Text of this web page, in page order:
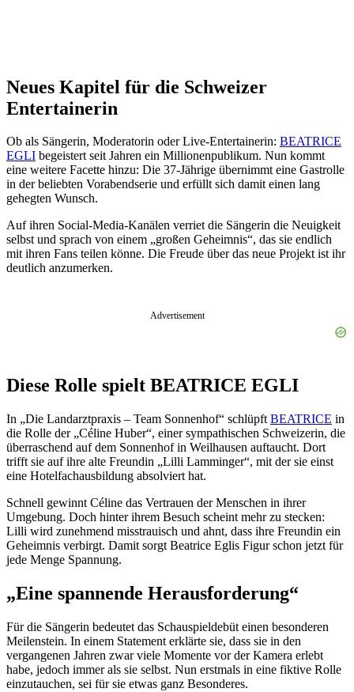
Neues Kapitel für die Schweizer
Entertainerin
Ob als Sängerin, Moderatorin oder Live-Entertainerin: BEATRICE
EGLI begeistert seit Jahren ein Millionenpublikum. Nun kommt
eine weitere Facette hinzu: Die 37-Jährige übernimmt eine Gastrolle
in der beliebten Vorabendserie und erfüllt sich damit einen lang
gehegten Wunsch.
Auf ihren Social-Media-Kanälen verriet die Sängerin die Neuigkeit
selbst und sprach von einem „großen Geheimnis“, das sie endlich
mit ihren Fans teilen könne. Die Freude über das neue Projekt ist ihr
deutlich anzumerken.
Advertisement
Diese Rolle spielt BEATRICE EGLI
In „Die Landarztpraxis – Team Sonnenhof“ schlüpft BEATRICE in
die Rolle der „Céline Huber“, einer sympathischen Schweizerin, die
überraschend auf dem Sonnenhof in Weilhausen auftaucht. Dort
trifft sie auf ihre alte Freundin „Lilli Lamminger“, mit der sie einst
eine Hotelfachausbildung absolviert hat.
Schnell gewinnt Céline das Vertrauen der Menschen in ihrer
Umgebung. Doch hinter ihrem Besuch scheint mehr zu stecken:
Lilli wird zunehmend misstrauisch und ahnt, dass ihre Freundin ein
Geheimnis verbirgt. Damit sorgt Beatrice Eglis Figur schon jetzt für
jede Menge Spannung.
„Eine spannende Herausforderung“
Für die Sängerin bedeutet das Schauspieldebüt einen besonderen
Meilenstein. In einem Statement erklärte sie, dass sie in den
vergangenen Jahren zwar viele Momente vor der Kamera erlebt
habe, jedoch immer als sie selbst. Nun erstmals in eine fiktive Rolle
einzutauchen, sei für sie etwas ganz Besonderes.